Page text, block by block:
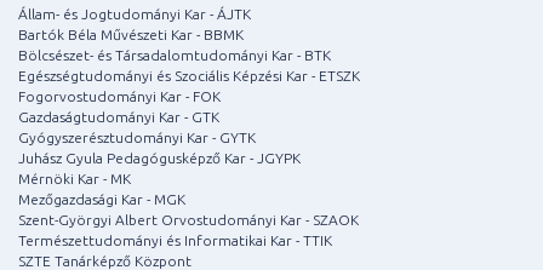
Állam- és Jogtudományi Kar - ÁJTK
Bartók Béla Művészeti Kar - BBMK
Bölcsészet- és Társadalomtudományi Kar - BTK
Egészségtudományi és Szociális Képzési Kar - ETSZK
Fogorvostudományi Kar - FOK
Gazdaságtudományi Kar - GTK
Gyógyszerésztudományi Kar - GYTK
Juhász Gyula Pedagógusképző Kar - JGYPK
Mérnöki Kar - MK
Mezőgazdasági Kar - MGK
Szent-Györgyi Albert Orvostudományi Kar - SZAOK
Természettudományi és Informatikai Kar - TTIK
SZTE Tanárképző Központ